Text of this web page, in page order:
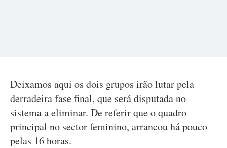
Deixamos aqui os dois grupos irão lutar pela
derradeira fase final, que será disputada no
sistema a eliminar. De referir que o quadro
principal no sector feminino, arrancou há pouco
pelas 16 horas.